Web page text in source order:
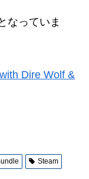
なっていま
Dire Wolf &
Steam